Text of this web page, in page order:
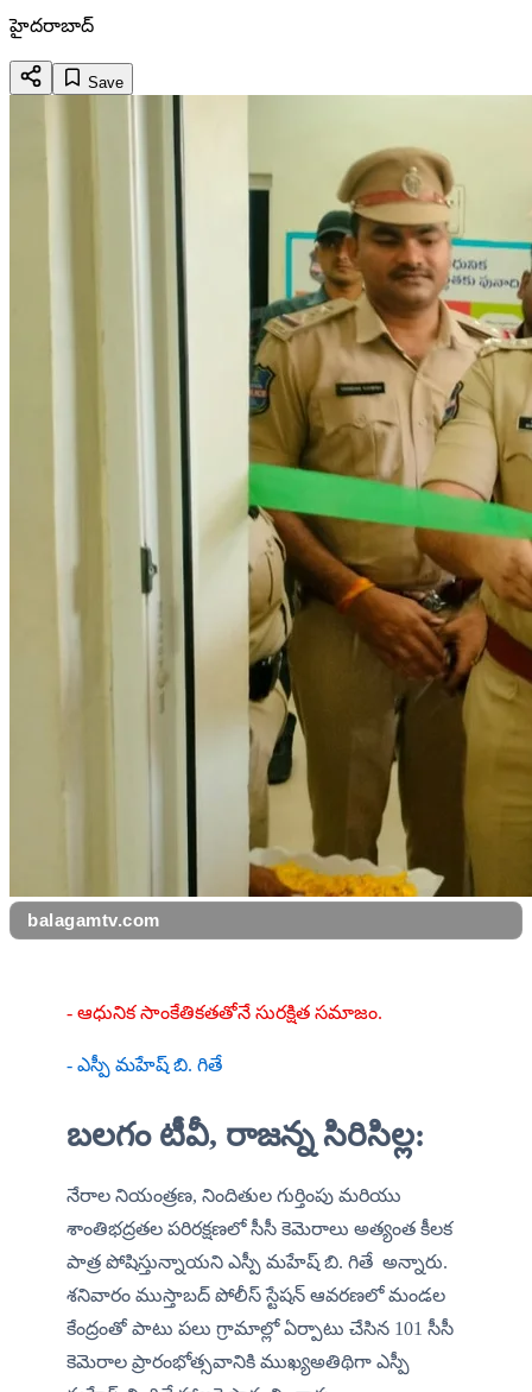
హైదరాబాద్
Save
balagamtv.com
-​‌‌ ఆధునిక సాంకేతికతతోనే సురక్షిత సమాజం.
- ఎస్పీ మహేష్ బి. గితే
బలగం టీవీ, రాజన్న సిరిసిల్ల:
నేరాల నియంత్రణ, నిందితుల గుర్తింపు మరియు
శాంతిభద్రతల పరిరక్షణలో సీసీ కెమెరాలు అత్యంత కీలక
పాత్ర పోషిస్తున్నాయని ఎస్పీ మహేష్ బి. గితే  అన్నారు.
శనివారం ముస్తాబద్ పోలీస్ స్టేషన్ ఆవరణలో మండల
కేంద్రంతో పాటు పలు గ్రామాల్లో ఏర్పాటు చేసిన 101 సీసీ
కెమెరాల ప్రారంభోత్సవానికి ముఖ్యఅతిథిగా ఎస్పీ